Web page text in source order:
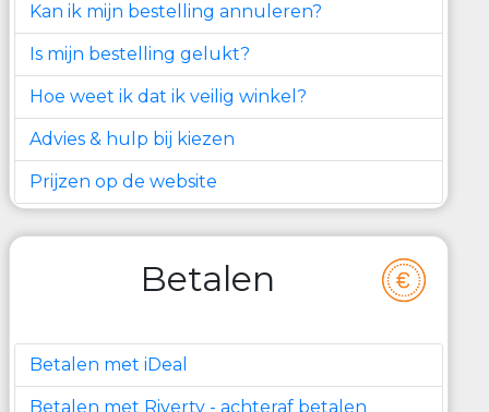
Kan ik mijn bestelling annuleren?
Is mijn bestelling gelukt?
Hoe weet ik dat ik veilig winkel?
Advies & hulp bij kiezen
Prijzen op de website
Betalen
Betalen met iDeal
Betalen met Riverty - achteraf betalen